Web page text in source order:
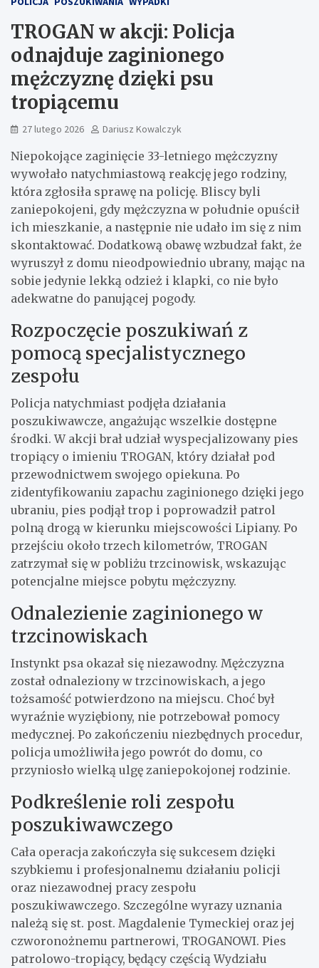
TROGAN w akcji: Policja
odnajduje zaginionego
mężczyznę dzięki psu
tropiącemu
27 lutego 2026 Dariusz Kowalczyk
Niepokojące zaginięcie 33-letniego mężczyzny
wywołało natychmiastową reakcję jego rodziny,
która zgłosiła sprawę na policję. Bliscy byli
zaniepokojeni, gdy mężczyzna w południe opuścił
ich mieszkanie, a następnie nie udało im się z nim
skontaktować. Dodatkową obawę wzbudzał fakt, że
wyruszył z domu nieodpowiednio ubrany, mając na
sobie jedynie lekką odzież i klapki, co nie było
adekwatne do panującej pogody.
Rozpoczęcie poszukiwań z
pomocą specjalistycznego
zespołu
Policja natychmiast podjęła działania
poszukiwawcze, angażując wszelkie dostępne
środki. W akcji brał udział wyspecjalizowany pies
tropiący o imieniu TROGAN, który działał pod
przewodnictwem swojego opiekuna. Po
zidentyfikowaniu zapachu zaginionego dzięki jego
ubraniu, pies podjął trop i poprowadził patrol
polną drogą w kierunku miejscowości Lipiany. Po
przejściu około trzech kilometrów, TROGAN
zatrzymał się w pobliżu trzcinowisk, wskazując
potencjalne miejsce pobytu mężczyzny.
Odnalezienie zaginionego w
trzcinowiskach
Instynkt psa okazał się niezawodny. Mężczyzna
został odnaleziony w trzcinowiskach, a jego
tożsamość potwierdzono na miejscu. Choć był
wyraźnie wyziębiony, nie potrzebował pomocy
medycznej. Po zakończeniu niezbędnych procedur,
policja umożliwiła jego powrót do domu, co
przyniosło wielką ulgę zaniepokojonej rodzinie.
Podkreślenie roli zespołu
poszukiwawczego
Cała operacja zakończyła się sukcesem dzięki
szybkiemu i profesjonalnemu działaniu policji
oraz niezawodnej pracy zespołu
poszukiwawczego. Szczególne wyrazy uznania
należą się st. post. Magdalenie Tymeckiej oraz jej
czworonożnemu partnerowi, TROGANOWI. Pies
patrolowo-tropiący, będący częścią Wydziału